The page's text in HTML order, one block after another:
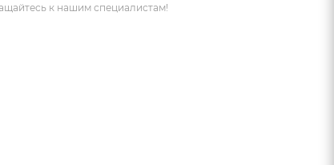
к нашим специалистам!